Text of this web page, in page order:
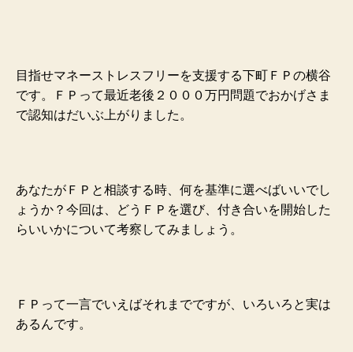
目指せマネーストレスフリーを支援する下町ＦＰの横谷
です。
ＦＰって最近老後２０００万円問題でおかげさま
で認知はだいぶ上がりました。
あなたがＦＰと相談する時、何を基準に選べばいいでし
ょうか？ 今回は、どうＦＰを選び、付き合いを開始した
らいいかについて考察してみましょう。
ＦＰって一言でいえばそれまでですが、いろいろと実は
あるんです。